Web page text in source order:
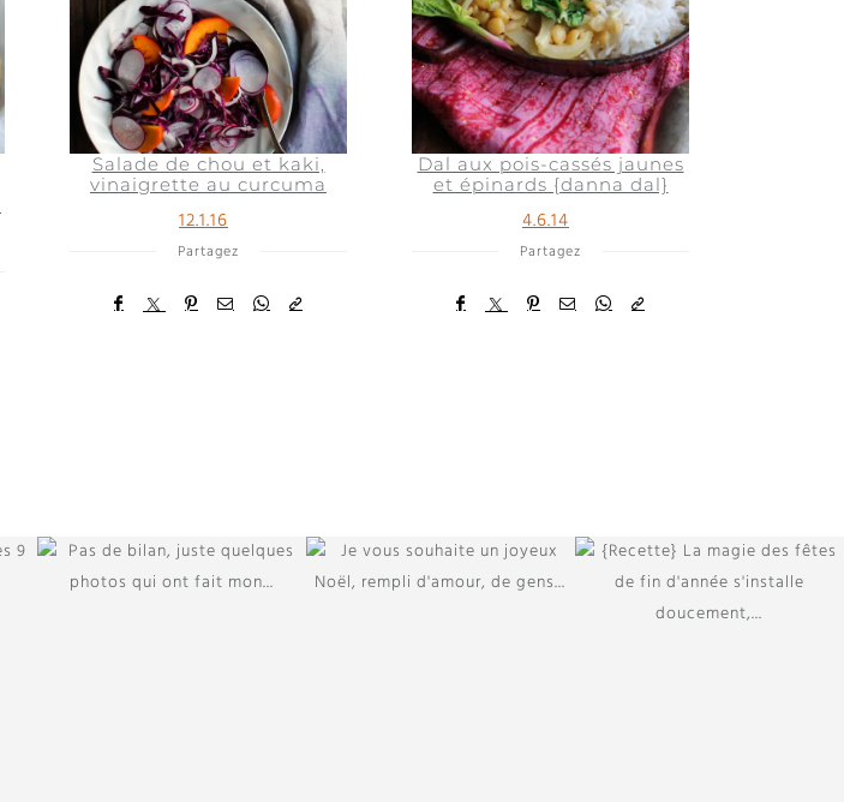
Salade de chou et kaki,
vinaigrette au curcuma
12.1.16
Partagez
Dal aux pois-cassés jaunes
et épinards {danna dal}
4.6.14
Partagez